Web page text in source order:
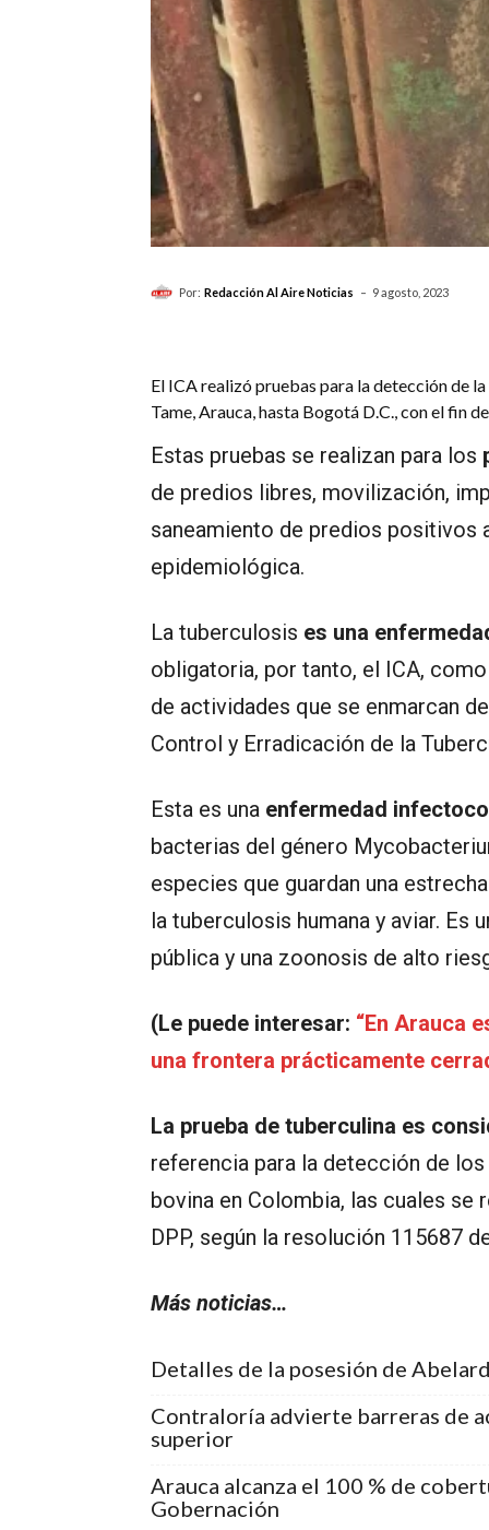
Por: Redacción Al Aire Noticias - 9 agosto, 2023
El ICA realizó pruebas para la detección de
Tame, Arauca, hasta Bogotá D.C., con el fin
Estas pruebas se realizan para los
de predios libres, movilización,
saneamiento de predios positivos
epidemiológica.
La tuberculosis es una
obligatoria, por tanto, el ICA,
de actividades que se enmarcan
Control y Erradicación de la
Esta es una enfermedad
bacterias del género
especies que guardan una
la tuberculosis humana y aviar. Es
pública y una zoonosis de alto
(Le puede interesar: “En Arauca
una frontera prácticamente
La prueba de tuberculina es
referencia para la detección de
bovina en Colombia, las cuales
DPP, según la resolución 115687
Más noticias…
Detalles de la posesión de
Contraloría advierte barreras de
superior
Arauca alcanza el 100 % de
Gobernación